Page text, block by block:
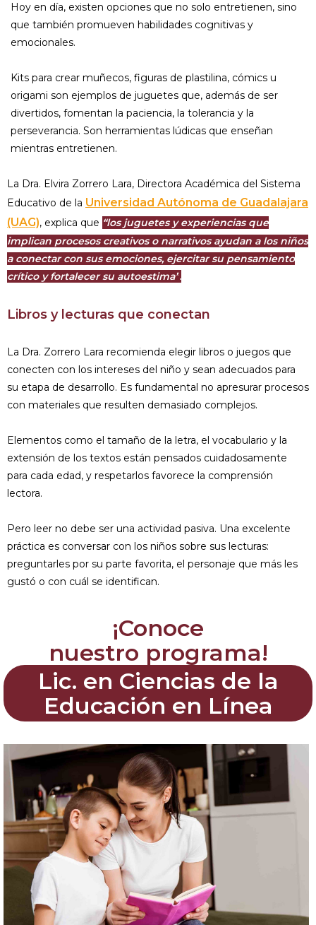
Hoy en día, existen opciones que no solo entretienen, sino
que también promueven habilidades cognitivas y
emocionales.
Kits para crear muñecos, figuras de plastilina, cómics u
origami son ejemplos de juguetes que, además de ser
divertidos, fomentan la paciencia, la tolerancia y la
perseverancia. Son herramientas lúdicas que enseñan
mientras entretienen.
La Dra. Elvira Zorrero Lara, Directora Académica del Sistema
Educativo de la Universidad Autónoma de Guadalajara
(UAG), explica que “los juguetes y experiencias que
implican procesos creativos o narrativos ayudan a los niños
a conectar con sus emociones, ejercitar su pensamiento
crítico y fortalecer su autoestima”.
Libros y lecturas que conectan
La Dra. Zorrero Lara recomienda elegir libros o juegos que
conecten con los intereses del niño y sean adecuados para
su etapa de desarrollo. Es fundamental no apresurar procesos
con materiales que resulten demasiado complejos.
Elementos como el tamaño de la letra, el vocabulario y la
extensión de los textos están pensados cuidadosamente
para cada edad, y respetarlos favorece la comprensión
lectora.
Pero leer no debe ser una actividad pasiva. Una excelente
práctica es conversar con los niños sobre sus lecturas:
preguntarles por su parte favorita, el personaje que más les
gustó o con cuál se identifican.
¡Conoce
nuestro programa!
Lic. en Ciencias de la
Educación en Línea